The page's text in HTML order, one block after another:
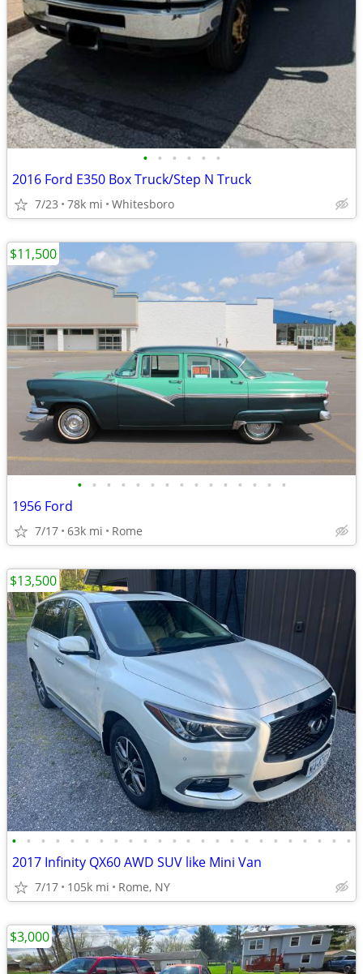
• • • • • •
2016 Ford E350 Box Truck/Step N Truck
7/23 78k mi Whitesboro
• • • • • • • • • • • • • • •
1956 Ford
7/17 63k mi Rome
$11,500
• • • • • • • • • • • • • • • • • • • • • • • •
2017 Infinity QX60 AWD SUV like Mini Van
7/17 105k mi Rome, NY
$13,500
$3,000